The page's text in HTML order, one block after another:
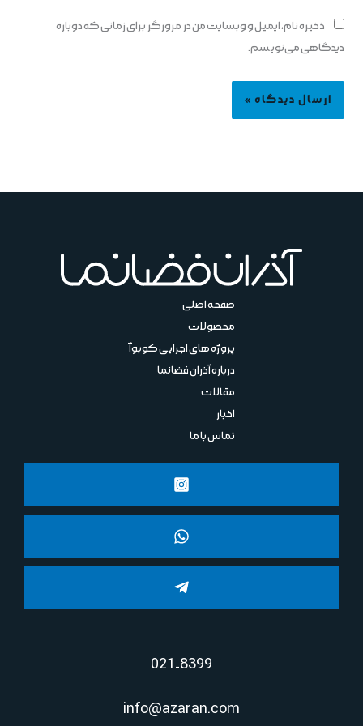
ذخیره نام، ایمیل و وبسایت من در مرورگر برای زمانی که دوباره
دیدگاهی می‌نویسم.
صفحه اصلی
محصولات
پروژه های اجرایی کوبوآ
درباره آذران فضانما
مقالات
اخبار
تماس با ما
021-8399
info@azaran.com